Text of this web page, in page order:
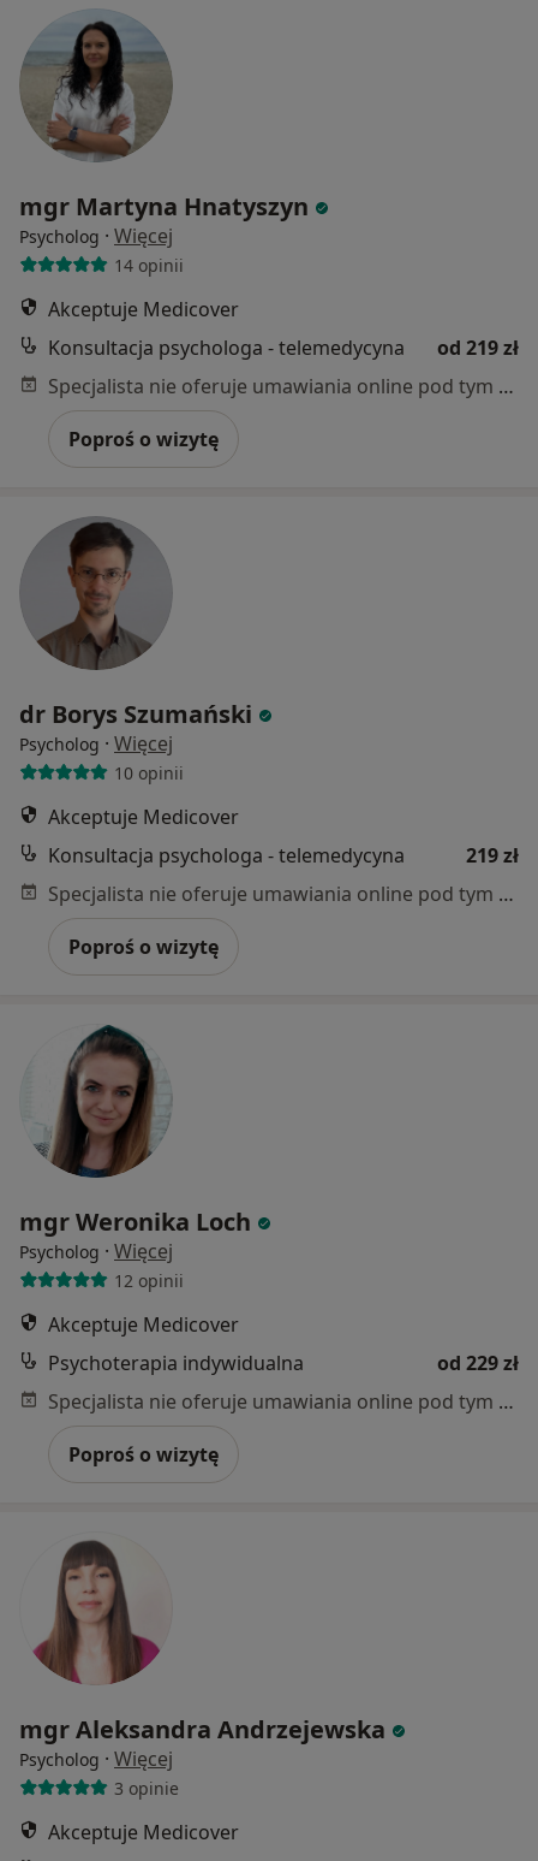
mgr Martyna Hnatyszyn
Psycholog · Więcej
14 opinii
Akceptuje Medicover
Konsultacja psychologa - telemedycyna
od 219 zł
Specjalista nie oferuje umawiania online pod tym adresem.
Poproś o wizytę
dr Borys Szumański
Psycholog · Więcej
10 opinii
Akceptuje Medicover
Konsultacja psychologa - telemedycyna
219 zł
Specjalista nie oferuje umawiania online pod tym adresem.
Poproś o wizytę
mgr Weronika Loch
Psycholog · Więcej
12 opinii
Akceptuje Medicover
Psychoterapia indywidualna
od 229 zł
Specjalista nie oferuje umawiania online pod tym adresem.
Poproś o wizytę
mgr Aleksandra Andrzejewska
Psycholog · Więcej
3 opinie
Akceptuje Medicover